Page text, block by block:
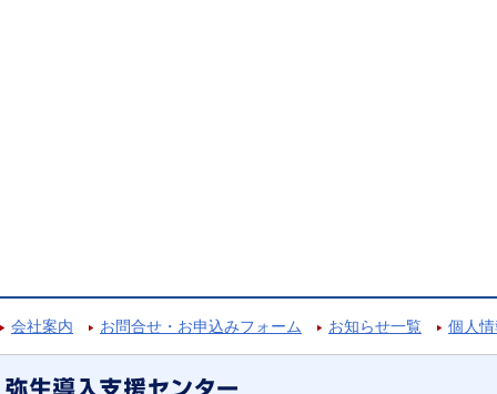
会社案内 お問合せ・お申込みフォーム お知らせ一覧 個人